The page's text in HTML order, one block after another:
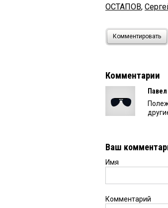
ОСТАПОВ,
Комментировать
Комментарии
Павел
Ваш
Имя
Комментарий